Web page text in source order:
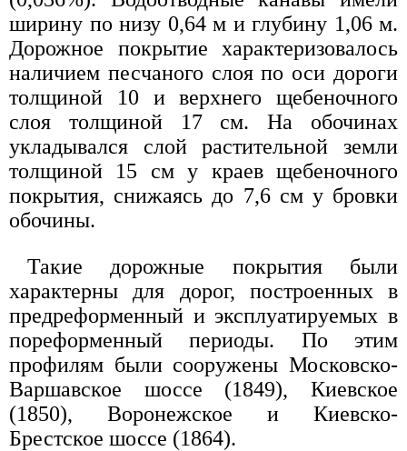
ширину по низу 0,64 м и глубину 1,06 м.
Дорожное покрытие характеризовалось
наличием песчаного слоя по оси дороги
толщиной 10 и верхнего щебеночного
слоя толщиной 17 см. На обочинах
укладывался слой растительной земли
толщиной 15 см у краев щебеночного
покрытия, снижаясь до 7,6 см у бровки
обочины.
Такие дорожные покрытия были
характерны для дорог, построенных в
предреформенный и эксплуатируемых в
пореформенный периоды. По этим
профилям были сооружены Московско-
Варшавское шоссе (1849), Киевское
(1850), Воронежское и Киевско-
Брестское шоссе (1864).